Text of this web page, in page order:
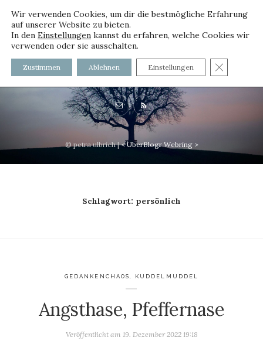
voller worte - mit und ohne
Innenfutter
© petra ulbrich |< UberBlogr Webring >
Schlagwort: persönlich
GEDANKENCHAOS KUDDELMUDDEL
Angsthase, Pfeffernase
Veröffentlicht am 19. Dezember 2022 19:18
Wir verwenden Cookies, um dir die bestmögliche Erfahrung
auf unserer Website zu bieten.
In den Einstellungen kannst du erfahren, welche Cookies wir
verwenden oder sie ausschalten.
Zustimmen Ablehnen Einstellungen GDPR